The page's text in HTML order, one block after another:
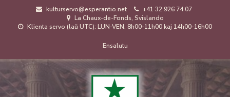
kulturservo@esperantio.net
+41 32 926 74 07
La Chaux-de-Fonds, Svislando
Klienta servo (laŭ UTC): LUN-VEN, 8h00-11h00 kaj 14h00-16h00
de
uzanto
Ensalutu